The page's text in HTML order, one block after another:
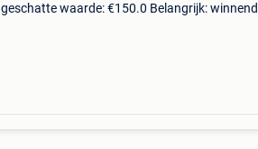
geschatte waarde: €150.0 Belangrijk: